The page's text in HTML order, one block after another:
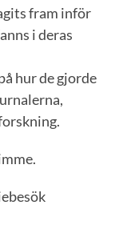
fram inför
i deras
hur de gjorde